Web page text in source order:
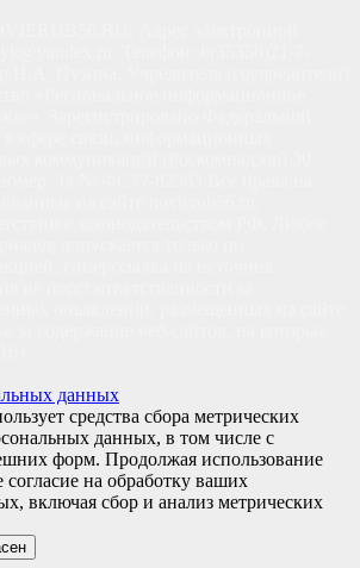
данных
средства сбора метрических
данных, в том числе с
форм. Продолжая использование
на обработку ваших
включая сбор и анализ метрических